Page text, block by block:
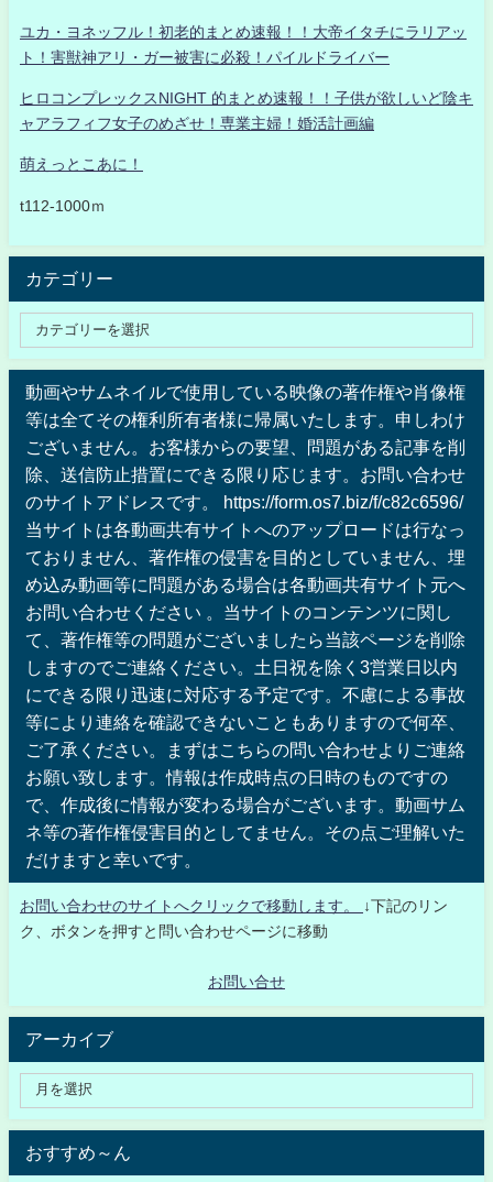
ユカ・ヨネッフル！初老的まとめ速報！！大帝イタチにラリアッ
ト！害獣神アリ・ガー被害に必殺！パイルドライバー
ヒロコンプレックスNIGHT 的まとめ速報！！子供が欲しいど陰キ
ャアラフィフ女子のめざせ！専業主婦！婚活計画編
萌えっとこあに！
t112-1000ｍ
カテゴリー
動画やサムネイルで使用している映像の著作権や肖像権
等は全てその権利所有者様に帰属いたします。申しわけ
ございません。お客様からの要望、問題がある記事を削
除、送信防止措置にできる限り応じます。お問い合わせ
のサイトアドレスです。 https://form.os7.biz/f/c82c6596/
当サイトは各動画共有サイトへのアップロードは行なっ
ておりません、著作権の侵害を目的としていません、埋
め込み動画等に問題がある場合は各動画共有サイト元へ
お問い合わせください 。当サイトのコンテンツに関し
て、著作権等の問題がございましたら当該ページを削除
しますのでご連絡ください。土日祝を除く3営業日以内
にできる限り迅速に対応する予定です。不慮による事故
等により連絡を確認できないこともありますので何卒、
ご了承ください。まずはこちらの問い合わせよりご連絡
お願い致します。情報は作成時点の日時のものですの
で、作成後に情報が変わる場合がございます。動画サム
ネ等の著作権侵害目的としてません。その点ご理解いた
だけますと幸いです。
お問い合わせのサイトへクリックで移動します。
↓下記のリン
ク、ボタンを押すと問い合わせページに移動
お問い合せ
アーカイブ
おすすめ～ん